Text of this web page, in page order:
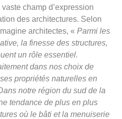
champ d’expression
des architectures. Selon
architectes, « Parmi les
la finesse des structures,
un rôle essentiel.
dans nos choix de
propriétés naturelles en
notre région du sud de la
tendance de plus en plus
où le bâti et la menuiserie